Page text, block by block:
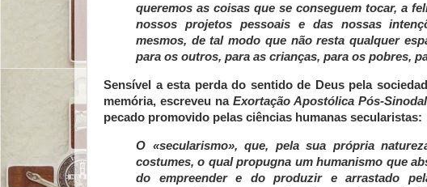
queremos as coisas que se conseguem tocar, a
nossos projetos pessoais e das nossas
mesmos, de tal modo que não resta qualquer
para os outros, para as crianças, para os pobres,
Sensível a esta perda do sentido de Deus pela
memória, escreveu na Exortação Apostólica Pós-Sinodal
pecado promovido pelas ciências humanas secularistas:
O «secularismo», que, pela sua própria
costumes, o qual propugna um humanismo que
do empreender e do produzir e arrastado